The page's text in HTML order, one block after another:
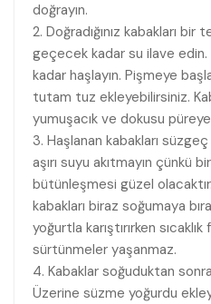
doğrayın.
2. Doğradığınız kabakları
geçecek kadar su ilave edin.
kadar haşlayın. Pişmeye
tutam tuz ekleyebilirsiniz.
yumuşacık ve dokusu püreye
3. Haşlanan kabakları
aşırı suyu akıtmayın çünkü
bütünleşmesi güzel
kabakları biraz soğumaya
yoğurtla karıştırırken
sürtünmeler yaşanmaz.
4. Kabaklar soğuduktan
Üzerine süzme yoğurdu